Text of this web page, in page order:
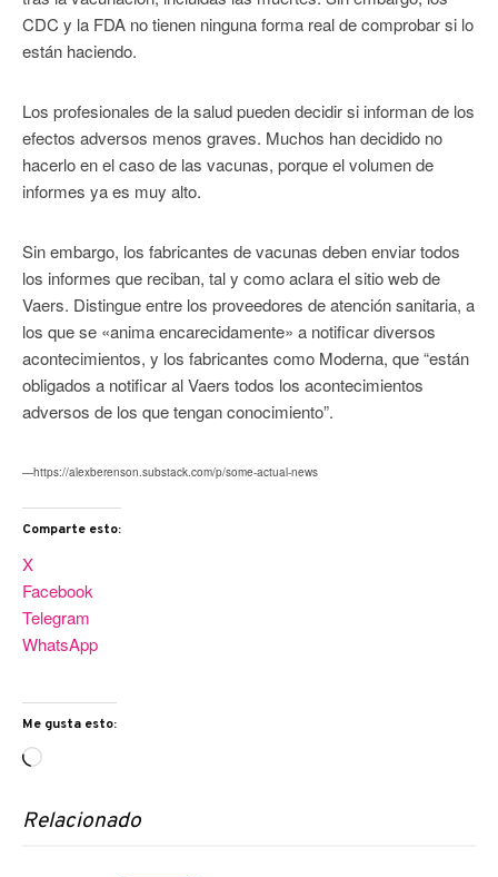
CDC y la FDA no tienen ninguna forma real de comprobar si lo
están haciendo.
Los profesionales de la salud pueden decidir si informan de los
efectos adversos menos graves. Muchos han decidido no
hacerlo en el caso de las vacunas, porque el volumen de
informes ya es muy alto.
Sin embargo, los fabricantes de vacunas deben enviar todos
los informes que reciban, tal y como aclara el sitio web de
Vaers. Distingue entre los proveedores de atención sanitaria, a
los que se «anima encarecidamente» a notificar diversos
acontecimientos, y los fabricantes como Moderna, que “están
obligados a notificar al Vaers todos los acontecimientos
adversos de los que tengan conocimiento”.
—https://alexberenson.substack.com/p/some-actual-news
Comparte esto:
X
Facebook
Telegram
WhatsApp
Me gusta esto:
Cargando...
Relacionado